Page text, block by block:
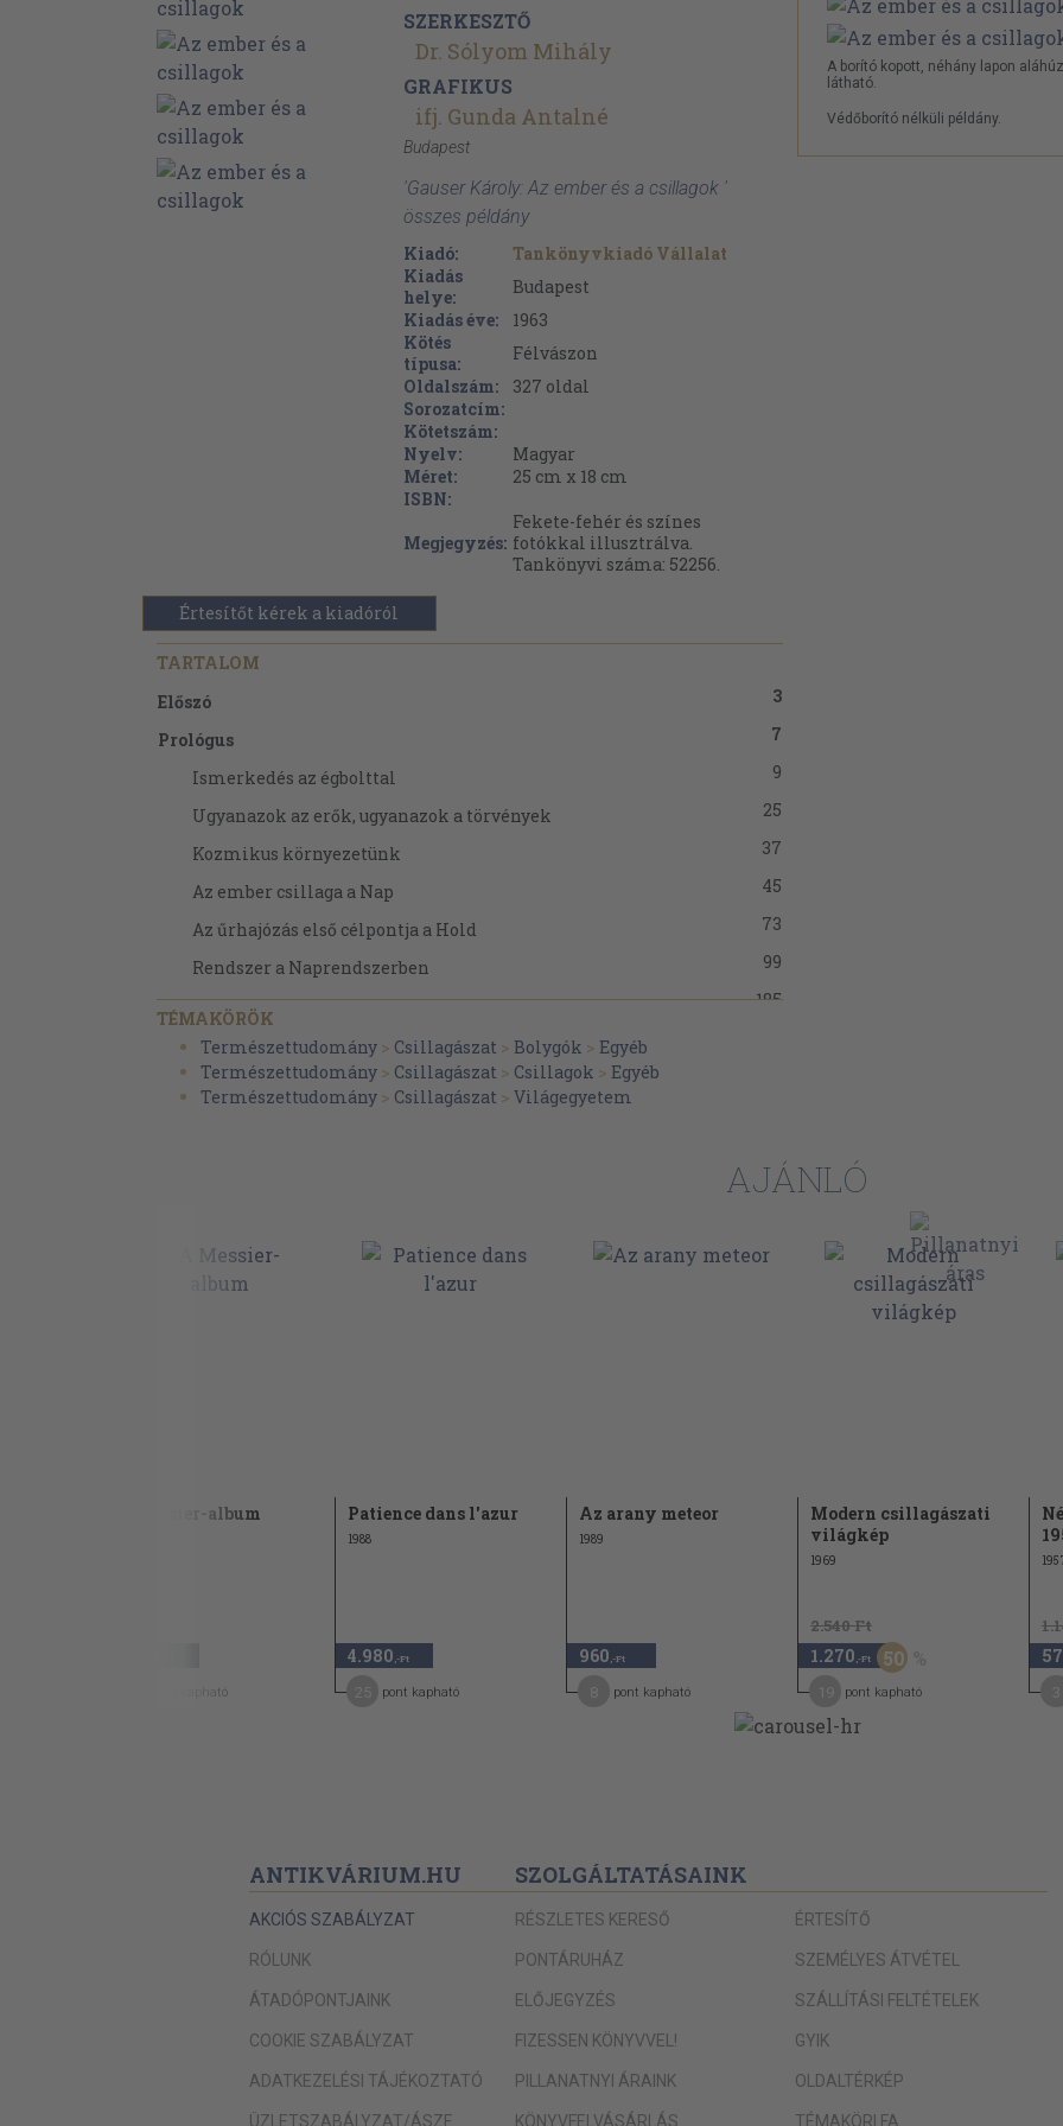
SZERKESZTŐ
Dr. Sólyom Mihály
GRAFIKUS
ifj. Gunda Antalné
Budapest
'Gauser Károly: Az ember és a csillagok '
összes példány
Kiadó:
Tankönyvkiadó Vállalat
Kiadás
helye:
Budapest
Kiadás éve:
1963
Kötés
típusa:
Félvászon
Oldalszám:
327 oldal
Sorozatcím:
Kötetszám:
Nyelv:
Magyar
Méret:
25 cm x 18 cm
ISBN:
Megjegyzés:
Fekete-fehér és színes
fotókkal illusztrálva.
Tankönyvi száma: 52256.
Értesítőt kérek a kiadóról
TARTALOM
Előszó
3
Prológus
7
Ismerkedés az égbolttal
9
Ugyanazok az erők, ugyanazok a törvények
25
Kozmikus környezetünk
37
Az ember csillaga a Nap
45
Az űrhajózás első célpontja a Hold
73
Rendszer a Naprendszerben
99
Van-e élet a Földön kívül?
185
Ahol más napok ragyognak
Csillagvárosunk, a Galaxis
293
321
TÉMAKÖRÖK
Természettudomány > Csillagászat > Bolygók > Egyéb
Természettudomány > Csillagászat > Csillagok > Egyéb
Természettudomány > Csillagászat > Világegyetem
A borító kopott, néhány lapon
látható.
Védőborító nélküli példány.
AJÁNLÓ
A Messier-album
pont kapható
Patience dans l'azur
1988
4.980 ,-Ft
pont kapható
Az arany meteor
1989
960 ,-Ft
pont kapható
Modern csillagászati
világkép
1969
2.540 Ft
1.270 ,-Ft 50
pont kapható
ANTIKVÁRIUM.HU
AKCIÓS SZABÁLYZAT
RÓLUNK
ÁTADÓPONTJAINK
COOKIE SZABÁLYZAT
ADATKEZELÉSI TÁJÉKOZTATÓ
ÜZLETSZABÁLYZAT/ÁSZF
SZOLGÁLTATÁSAINK
RÉSZLETES KERESŐ
PONTÁRUHÁZ
ELŐJEGYZÉS
FIZESSEN KÖNYVVEL!
PILLANATNYI ÁRAINK
KÖNYVFELVÁSÁRLÁS
ÉRTESÍTŐ
SZEMÉLYES ÁTVÉTEL
SZÁLLÍTÁSI FELTÉTELEK
GYIK
OLDALTÉRKÉP
TÉMAKÖRI FA